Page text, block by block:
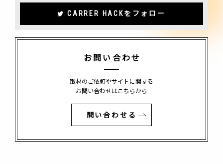
CARRER HACKをフォロー
お問い合わせ
取材のご依頼やサイトに関する
お問い合わせはこちらから
問い合わせる